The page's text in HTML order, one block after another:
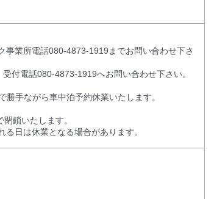
事業所電話080-4873-1919までお問い合わせ下さ
付電話080-4873-1919へお問い合わせ下さい。
手ながら車中泊予約休業いたします。
鎖いたします。
日は休業となる場合があります。